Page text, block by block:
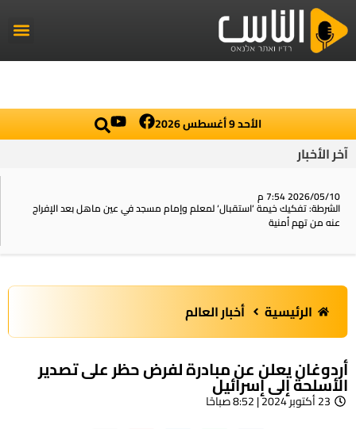
الأحد 9 أغسطس 2026
آخر الأخبار
2026/05/10 7:54 م
الشرطة: تفكيك خيمة ‘استقبال‘ لمعلم وإمام مسجد في عين ماهل بعد الإفراج
عنه من تهم أمنية
الرئيسية أخبار العالم
أردوغان يعلن عن مبادرة لفرض حظر على تصدير
الأسلحة إلى إسرائيل
23 أكتوبر 2024 | 8:52 صباحًا